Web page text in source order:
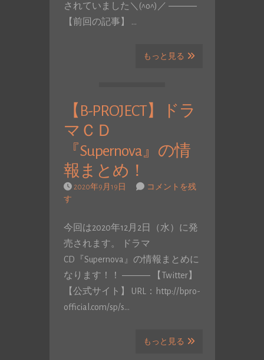
されていました＼(^o^)／ ―――
【前回の記事】 …
もっと見る
【B-PROJECT】ドラ
マＣＤ
『Supernova』の情
報まとめ！
2020年9月19日
コメントを残
す
今回は2020年12月2日（水）に発
売されます。 ドラマ
CD『Supernova』の情報まとめに
なります！！ ――― 【Twitter】
【公式サイト】 URL：http://bpro-
official.com/sp/s…
もっと見る